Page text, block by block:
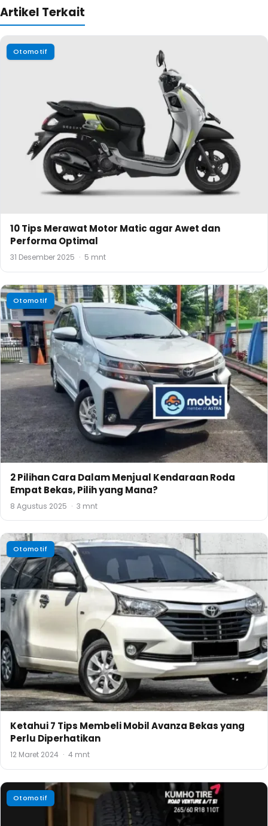
Artikel Terkait
Otomotif
10 Tips Merawat Motor Matic agar Awet dan
Performa Optimal
31 Desember 2025 · 5 mnt
Otomotif
2 Pilihan Cara Dalam Menjual Kendaraan Roda
Empat Bekas, Pilih yang Mana?
8 Agustus 2025 · 3 mnt
Otomotif
Ketahui 7 Tips Membeli Mobil Avanza Bekas yang
Perlu Diperhatikan
12 Maret 2024 · 4 mnt
Otomotif